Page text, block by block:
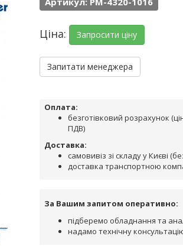
Ціна: Запросити ціну
Запитати менеджера
Оплата:
безготівковий розрахунок
ПДВ)
Доставка:
самовивіз зі складу у Києві
доставка транспортною
За Вашим запитом оперативно:
підберемо обладнання та
надамо технічну